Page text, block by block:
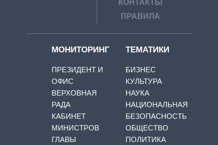
КОНТАКТЫ
ПРАВИЛА
МОНИТОРИНГ
ПРЕЗИДЕНТ И
ОФИС
ВЕРХОВНАЯ
РАДА
КАБИНЕТ
МИНИСТРОВ
ГЛАВЫ
ТЕМАТИКИ
БИЗНЕС
КУЛЬТУРА
НАУКА
НАЦИОНАЛЬНАЯ
БЕЗОПАСНОСТЬ
ОБЩЕСТВО
ПОЛИТИКА